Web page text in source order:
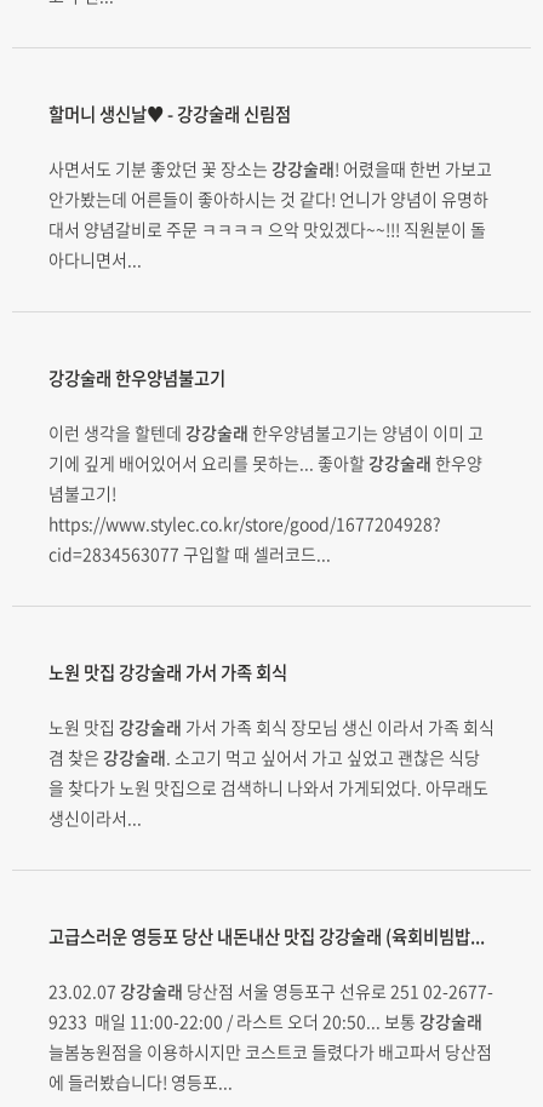
할머니 생신날♥ -강강술래 신림점
사면서도 기분 좋았던 꽃 장소는 강강술래! 어렸을때 한번 가보고
안가봤는데 어른들이 좋아하시는 것 같다! 언니가 양념이 유명하
대서 양념갈비로 주문 ㅋㅋㅋㅋ 으악 맛있겠다~~!!! 직원분이 돌
아다니면서...
강강술래한우양념불고기
이런 생각을 할텐데 강강술래 한우양념불고기는 양념이 이미 고
기에 깊게 배어있어서 요리를 못하는... 좋아할강강술래 한우양
념불고기!
https://www.stylec.co.kr/store/good/1677204928?
cid=2834563077 구입할 때 셀러코드...
노원 맛집 강강술래 가서 가족 회식
노원 맛집 강강술래 가서 가족 회식 장모님 생신 이라서 가족 회식
겸 찾은 강강술래 . 소고기 먹고 싶어서 가고 싶었고 괜찮은 식당
을 찾다가 노원 맛집으로 검색하니 나와서 가게되었다. 아무래도
생신이라서...
고급스러운 영등포 당산 내돈내산 맛집 강강술래 (육회비빔밥...
23.02.07 강강술래 당산점 서울 영등포구 선유로 251 02-2677-
9233 ️ 매일 11:00-22:00 / 라스트 오더 20:50... 보통 강강술래
늘봄농원점을 이용하시지만 코스트코 들렸다가 배고파서 당산점
에 들러봤습니다! 영등포...